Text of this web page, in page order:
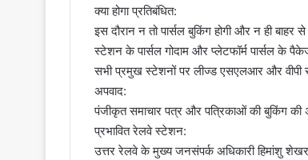
क्या होगा प्रतिबंधित:
इस दौरान न तो पार्सल बुकिंग होगी और न ही बाहर
स्टेशन के पार्सल गोदाम और प्लेटफॉर्म पार्सल के
सभी प्रमुख स्टेशनों पर लीज्ड एसएलआर और वीपी
अपवाद:
पंजीकृत समाचार पत्र और पत्रिकाओं की बुकिंग की
प्रभावित रेलवे स्टेशन:
उत्तर रेलवे के मुख्य जनसंपर्क अधिकारी हिमांशु शेखर